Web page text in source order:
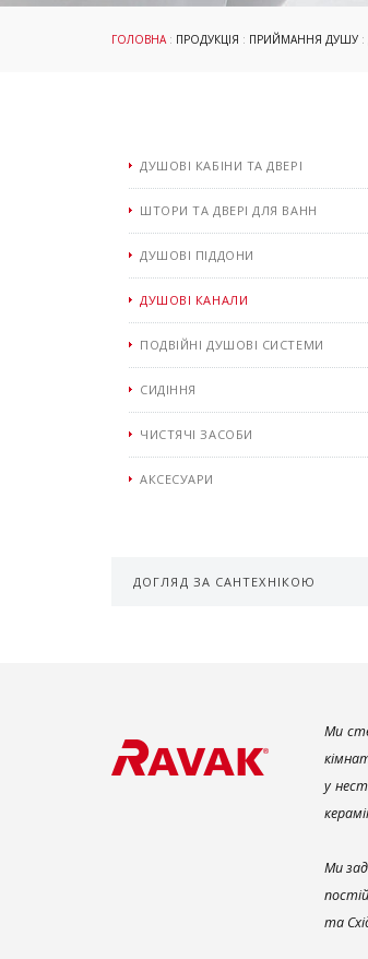
ГОЛОВНА: ПРОДУКЦІЯ : ПРИЙМАННЯ ДУШУ :
ДУШОВІ КАБІНИ ТА ДВЕРІ
ШТОРИ ТА ДВЕРІ ДЛЯ ВАНН
ДУШОВІ ПІДДОНИ
ДУШОВІ КАНАЛИ
ПОДВІЙНІ ДУШОВІ СИСТЕМИ
СИДІННЯ
ЧИСТЯЧІ ЗАСОБИ
АКСЕСУАРИ
ДОГЛЯД ЗА САНТЕХНІКОЮ
Ми
у
Ми
та